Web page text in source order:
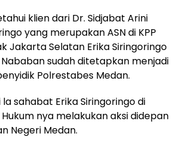
klien dari Dr. Sidjabat Arini
yang merupakan ASN di KPP
Jakarta Selatan Erika Siringoringo
sudah ditetapkan menjadi
Polrestabes Medan.
sahabat Erika Siringoringo di
nya melakukan aksi didepan
Negeri Medan.